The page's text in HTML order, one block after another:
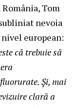
Tom
nevoia
european:
că trebuie să
. Și, mai
clară a